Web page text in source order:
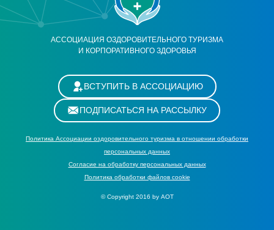
АССОЦИАЦИЯ ОЗДОРОВИТЕЛЬНОГО ТУРИЗМА
И КОРПОРАТИВНОГО ЗДОРОВЬЯ
ВСТУПИТЬ В АССОЦИАЦИЮ
ПОДПИСАТЬСЯ НА РАССЫЛКУ
Политика Ассоциации оздоровительного туризма в отношении обработки
персональных данных
Cогласие на обработку персональных данных
Политика обработки файлов cookie
© Copyright 2016 by АОТ